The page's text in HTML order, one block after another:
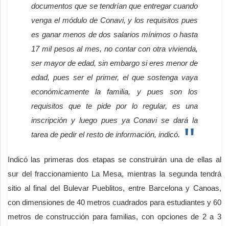
documentos que se tendrían que entregar cuando
venga el módulo de Conavi, y los requisitos pues
es ganar menos de dos salarios mínimos o hasta
17 mil pesos al mes, no contar con otra vivienda,
ser mayor de edad, sin embargo si eres menor de
edad, pues ser el primer, el que sostenga vaya
económicamente la familia, y pues son los
requisitos que te pide por lo regular, es una
inscripción y luego pues ya Conavi se dará la
tarea de pedir el resto de información, indicó.
Indicó las primeras dos etapas se construirán una de ellas al
sur del fraccionamiento La Mesa, mientras la segunda tendrá
sitio al final del Bulevar Pueblitos, entre Barcelona y Canoas,
con dimensiones de 40 metros cuadrados para estudiantes y 60
metros de construcción para familias, con opciones de 2 a 3